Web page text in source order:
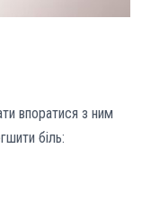
впоратися з ним
біль: